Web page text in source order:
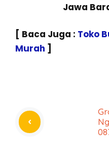
Jawa
[ Baca Juga : Toko
Murah ]